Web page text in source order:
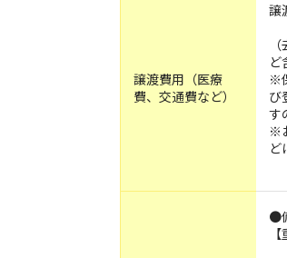
譲渡費用（医療
費、交通費など）
譲
ど
※
び
す
※
ど
●